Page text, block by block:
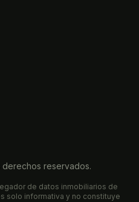
reservados.
de datos inmobiliarios de
solo informativa y no constituye